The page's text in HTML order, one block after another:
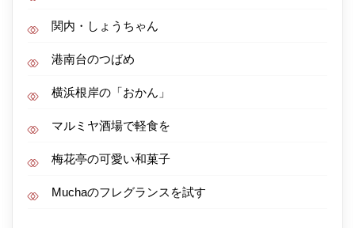
関内・しょうちゃん
港南台のつばめ
横浜根岸の「おかん」
マルミヤ酒場で軽食を
梅花亭の可愛い和菓子
Muchaのフレグランスを試す